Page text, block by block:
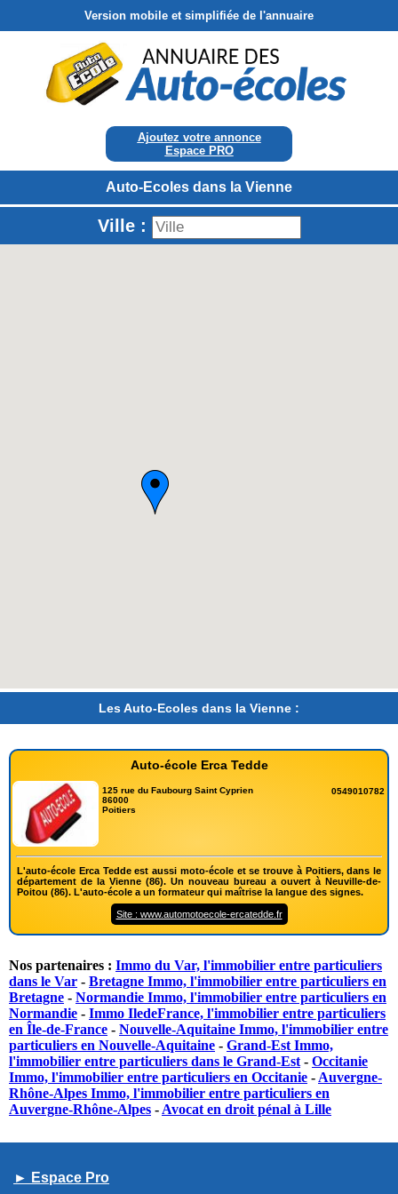
Version mobile et simplifiée de l'annuaire
Ajoutez votre annonce
Espace PRO
Auto-Ecoles dans la Vienne
Ville :
Les Auto-Ecoles dans la Vienne :
Auto-école Erca Tedde
125 rue du Faubourg Saint Cyprien
86000
Poitiers
0549010782
L'auto-école Erca Tedde est aussi moto-école et se trouve à Poitiers, dans le
département de la Vienne (86). Un nouveau bureau a ouvert à Neuville-de-
Poitou (86). L'auto-école a un formateur qui maîtrise la langue des signes.
Site : www.automotoecole-ercatedde.fr
Nos partenaires : Immo du Var, l'immobilier entre particuliers
dans le Var - Bretagne Immo, l'immobilier entre particuliers en
Bretagne - Normandie Immo, l'immobilier entre particuliers en
Normandie - Immo IledeFrance, l'immobilier entre particuliers
en Île-de-France - Nouvelle-Aquitaine Immo, l'immobilier entre
particuliers en Nouvelle-Aquitaine - Grand-Est Immo,
l'immobilier entre particuliers dans le Grand-Est - Occitanie
Immo, l'immobilier entre particuliers en Occitanie - Auvergne-
Rhône-Alpes Immo, l'immobilier entre particuliers en
Auvergne-Rhône-Alpes - Avocat en droit pénal à Lille
► Espace Pro